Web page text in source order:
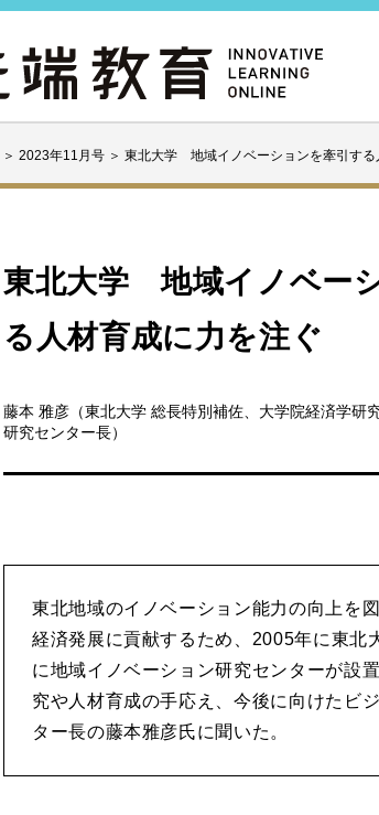
＞ 2023年11月号 ＞ 東北大学 地域イノベーションを牽引する
東北大学 地域イノベー
る人材育成に力を注ぐ
藤本 雅彦（東北大学 総長特別補佐、大学院経済学研
研究センター長）
東北地域のイノベーション能力の向上を
経済発展に貢献するため、2005年に東北
に地域イノベーション研究センターが設
究や人材育成の手応え、今後に向けたビ
ター長の藤本雅彦氏に聞いた。